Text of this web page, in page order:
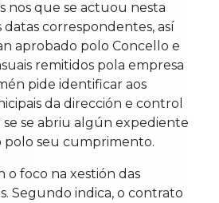
nos que se actuou nesta
datas correspondentes, así
aprobado polo Concello e
remitidos pola empresa
pide identificar aos
da dirección e control
se se abriu algún expediente
seu cumprimento.
o foco na xestión das
Segundo indica, o contrato